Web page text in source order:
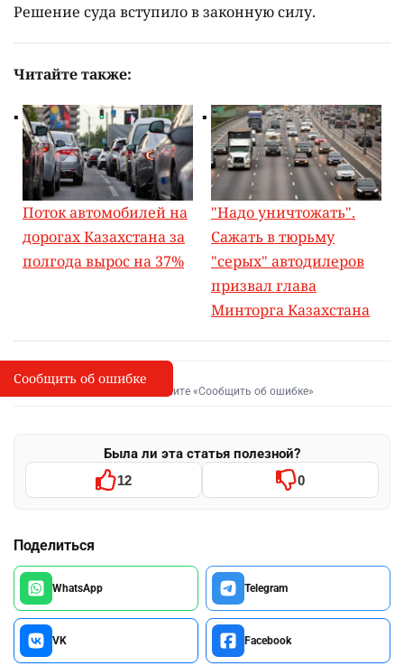
Решение суда вступило в законную силу.
Читайте также:
Поток автомобилей на
дорогах Казахстана за
полгода вырос на 37%
"Надо уничтожать".
Сажать в тюрьму
"серых" автодилеров
призвал глава
Минторга Казахстана
I
Сообщить об опечатке
Выделите фрагмент и нажмите «Сообщить об ошибке»
Была ли эта статья полезной?
12 0
Поделиться
WhatsApp Telegram
VK Facebook
Сообщить об ошибке